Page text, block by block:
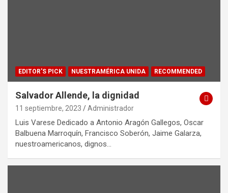
EDITOR'S PICK NUESTRAMÉRICA UNIDA RECOMMENDED
Salvador Allende, la dignidad
11 septiembre, 2023 Administrador
Luis Varese Dedicado a Antonio Aragón Gallegos, Oscar
Balbuena Marroquín, Francisco Soberón, Jaime Galarza,
nuestroamericanos, dignos…